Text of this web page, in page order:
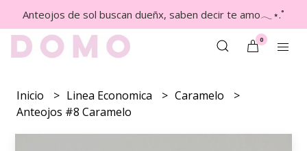
Anteojos de sol buscan dueñx, saben decir te amo𓂃⋆.˚
0
Inicio Linea Economica
Caramelo
Anteojos #8 Caramelo